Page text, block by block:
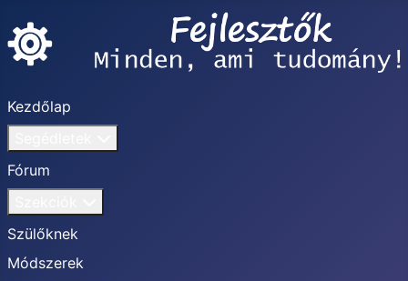
Kezdőlap
Fórum
Szülőknek
Módszerek